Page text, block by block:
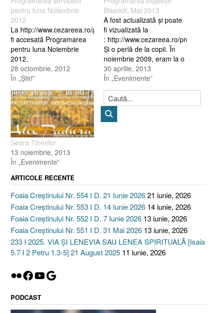
pentru luna Noiembrie
2012
La http://www.cezareea.ro/programare/ poate
fi accesată Programarea
pentru luna Noiembrie
2012.
28 octombrie, 2012
În „Ştiri”
Bisericii, Mai 2013
A fost actualizată şi poate
fi vizualizată la
: http://www.cezareea.ro/programare
Şi o perlă de la copii. În
noiembrie 2009, eram la o
şcoală şi i-am întrebat pe
copii : “Cum putem face
curăţenie în inimă ?” Un
băiat mi-a răspuns : “Îl
chemăm pe Domnul Isus
în inimă şi face el
30 aprilie, 2013
În „Evenimente”
Seara Tinerilor
13 noiembrie, 2013
În „Evenimente”
ARTICOLE RECENTE
Foaia Creștinului Nr. 554 I D. 21 Iunie 202621 iunie, 2026
Foaia Creștinului Nr. 553 I D. 14 Iunie 2026 14 iunie, 2026
Foaia Creștinului Nr. 552 I D. 7 Iunie 2026 13 iunie, 2026
Foaia Creștinului Nr. 551 I D. 31 Mai 2026 13 iunie, 2026
233 I 2025. VIA ȘI LENEVIA SAU LENEA SPIRITUALĂ [Isaia
5.7 I 2 Petru 1.3-5] 21 August 2025 11 iunie, 2026
Flickr
Facebook
YouTube
Google
PODCAST